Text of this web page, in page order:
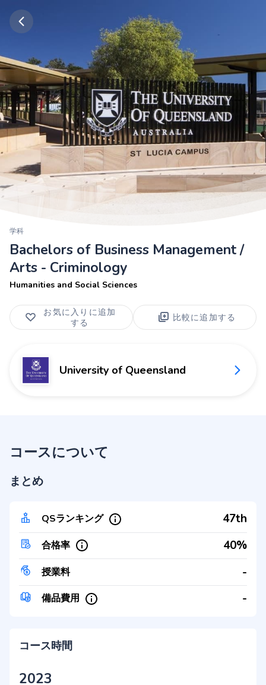
学科
Bachelors of Business Management /
Arts - Criminology
Humanities and Social Sciences
お気に入りに追加
する
比較に追加する
University of Queensland
コースについて
まとめ
QSランキング 47th
合格率 40%
授業料 -
備品費用 -
コース時間
2023